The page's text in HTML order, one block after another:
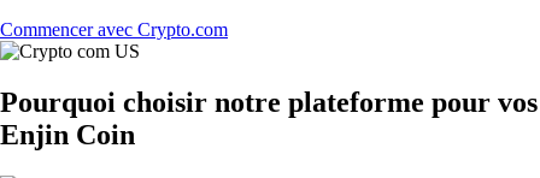
Commencer avec Crypto.com
Pourquoi choisir notre plateforme pour vos
Enjin Coin